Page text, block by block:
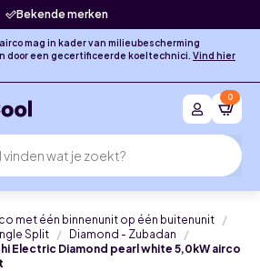
Bekende merken
mag in kader van milieubescherming
door een gecertificeerde koeltechnici. Vind hier
0
met één binnenunit op één buitenunit
Split
Diamond - Zubadan
Electric Diamond pearl white 5,0kW airco